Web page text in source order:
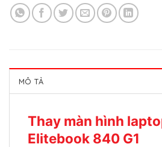
MÔ TẢ
Thay màn hình
Elitebook 840 G1